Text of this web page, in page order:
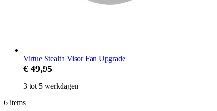
Virtue Stealth Visor Fan Upgrade
€ 49,95
3 tot 5 werkdagen
6 items